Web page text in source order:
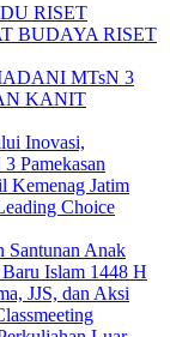
RISET
BUDAYA RISET
MTsN 3
KANIT
Inovasi,
Pamekasan
Kemenag Jatim
Choice
Santunan Anak
Islam 1448 H
JJS, dan Aksi